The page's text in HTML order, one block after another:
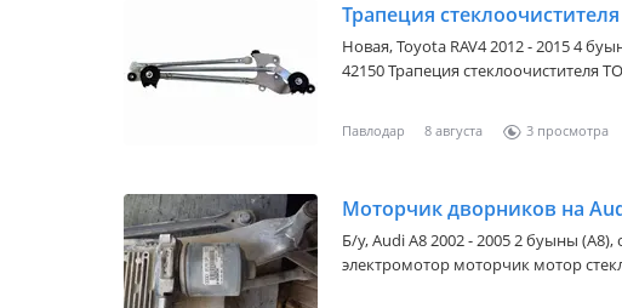
Трапеция стеклоочистителя
Новая,Toyota RAV4 2012 - 2015 4
42150 Трапеция стеклоочистителя TOYOTA RAV 4 05-13 Наличие и
Павлодар 8 августа 3
Б/y,Audi A8 2002 - 2005 2 буыны (A8),
электромотор моторчик мотор